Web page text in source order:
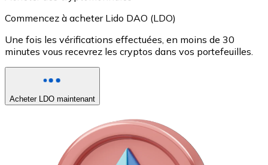
Commencez à acheter Lido DAO (LDO)
Une fois les vérifications effectuées, en moins de 30
minutes vous recevrez les cryptos dans vos portefeuilles.
Acheter LDO maintenant